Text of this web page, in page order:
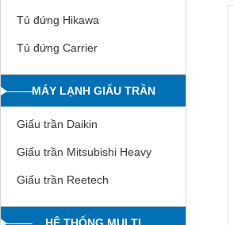
Tủ đứng Hikawa
Tủ đứng Carrier
MÁY LẠNH GIẤU TRẦN
Giấu trần Daikin
Giấu trần Mitsubishi Heavy
Giấu trần Reetech